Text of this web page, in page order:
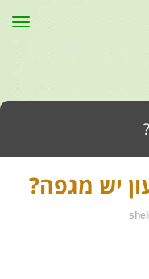
אלון מתים בטבעון יש מגפה?
יש מגפה?